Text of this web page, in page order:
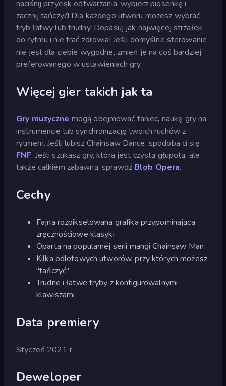
naciśnij przycisk odtwarzania, wybierz piosenkę i
zacznij tańczyć! Dla każdego utworu możesz wybrać
tryb łatwy lub trudny. Dopasuj jak najwięcej strzałek
do rytmu i nie trać zdrowia! Jeśli domyślne sterowanie
nie jest dla ciebie wygodne, zmień je na coś bardziej
preferowanego w ustawieniach gry.
Więcej gier takich jak ta
Gry muzyczne mogą obejmować taniec, naukę gry na
instrumencie lub synchronizację twoich ruchów z
rytmem. Jeśli lubisz Chainsaw Dance, spodoba ci się
FNF. Jeśli szukasz gry, która jest czystą głupotą, ale
także całkiem zabawną, sprawdź Blob Opera.
Cechy
Fajna rozpikselowana grafika przypominająca
zręcznościowe klasyki
Oparta na popularnej serii mangi Chainsaw Man
Kilka odlotowych utworów, przy których możesz
"tańczyć".
Trudne i łatwe tryby z konfigurowalnymi
klawiszami
Data premiery
Styczeń 2021 r.
Deweloper